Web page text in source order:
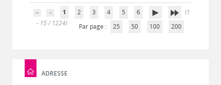
1 2 3 4 5 6
(1
- 15 / 1224)
Par page : 25 50 100 200
ADRESSE